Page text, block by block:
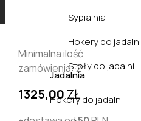
Sypialnia
Hokery do jadalni
Stoły do jadalni
Jadalnia
Hokery do jadalni
Minimalna ilość
zamówienia: 2
1325,00ZŁ